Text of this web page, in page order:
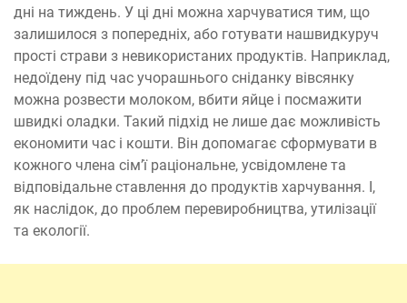
дні на тиждень. У ці дні можна харчуватися тим, що
залишилося з попередніх, або готувати нашвидкуруч
прості страви з невикористаних продуктів. Наприклад,
недоїдену під час учорашнього сніданку вівсянку
можна розвести молоком, вбити яйце і посмажити
швидкі оладки. Такий підхід не лише дає можливість
економити час і кошти. Він допомагає сформувати в
кожного члена сім’ї раціональне, усвідомлене та
відповідальне ставлення до продуктів харчування. І,
як наслідок, до проблем перевиробництва, утилізації
та екології.